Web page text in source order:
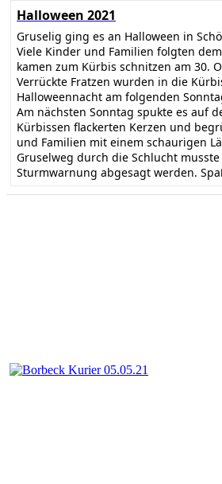
Halloween 2021
Gruselig ging es an Halloween in
Viele Kinder und Familien folgten
kamen zum Kürbis schnitzen am 30.
Verrückte Fratzen wurden in die
Halloweennacht am folgenden
Am nächsten Sonntag spukte es auf
Kürbissen flackerten Kerzen und
und Familien mit einem schaurigen
Gruselweg durch die Schlucht
Sturmwarnung abgesagt werden.